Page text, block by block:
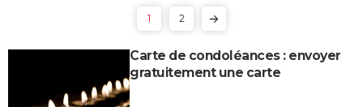
1 2
Carte de condoléances : envoyer
gratuitement une carte